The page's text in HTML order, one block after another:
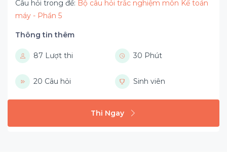
Câu hỏi trong đề: Bộ câu hỏi trắc nghiệm môn Kế toán
máy - Phần 5
Thông tin thêm
87 Lượt thi 30 Phút
20 Câu hỏi Sinh viên
Thi Ngay